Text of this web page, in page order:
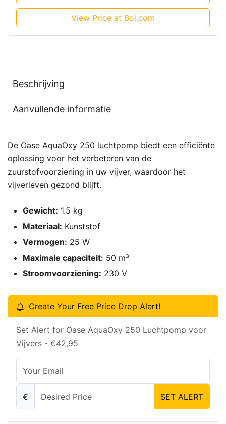
View Price at Bol.com
Beschrijving
Aanvullende informatie
De Oase AquaOxy 250 luchtpomp biedt een efficiënte
oplossing voor het verbeteren van de
zuurstofvoorziening in uw vijver, waardoor het
vijverleven gezond blijft.
Gewicht: 1.5 kg
Materiaal: Kunststof
Vermogen: 25 W
Maximale capaciteit: 50 m³
Stroomvoorziening: 230 V
Create Your Free Price Drop Alert!
Set Alert for Oase AquaOxy 250 Luchtpomp voor
Vijvers - €42,95
€ SET ALERT